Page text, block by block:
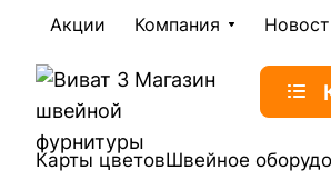
Акции Компания
Карты цветовШвейное